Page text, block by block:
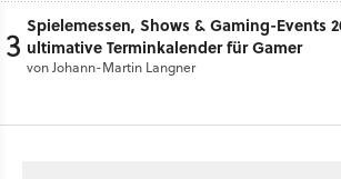
3 Spielemessen, Shows & Gaming-Events
ultimative Terminkalender für Gamer
vonJohann-Martin Langner